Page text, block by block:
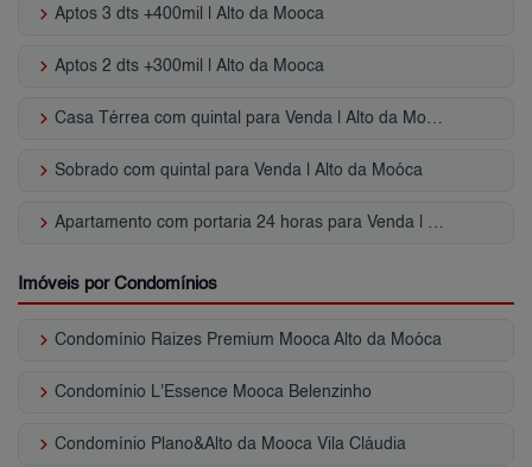
keyboard_arrow_right Aptos 3 dts +400mil | Alto da Mooca
keyboard_arrow_right Aptos 2 dts +300mil | Alto da Mooca
keyboard_arrow_right Casa Térrea com quintal para Venda | Alto da Moóca
keyboard_arrow_right Sobrado com quintal para Venda | Alto da Moóca
keyboard_arrow_right Apartamento com portaria 24 horas para Venda | Alto da Moóca
Imóveis por Condomínios
keyboard_arrow_right Condomínio Raizes Premium Mooca Alto da Moóca
keyboard_arrow_right Condomínio L'Essence Mooca Belenzinho
keyboard_arrow_right Condomínio Plano&Alto da Mooca Vila Cláudia